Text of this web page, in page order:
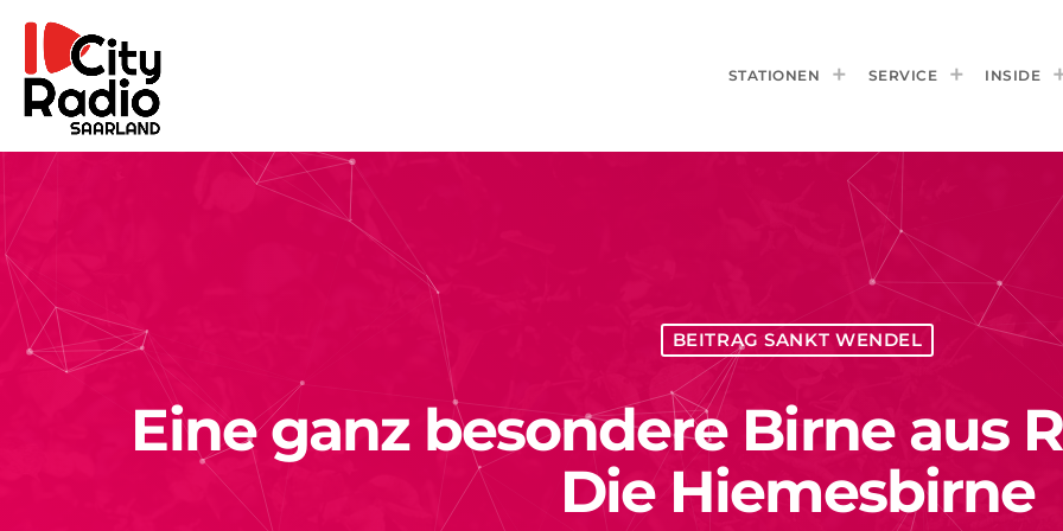
STATIONEN SERVICE INSIDE
BEITRAG SANKT WENDEL
Eine ganz besondere Birne aus
Die Hiemesbirne